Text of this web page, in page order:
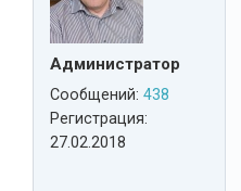
Администратор
Сообщений: 438
Регистрация:
27.02.2018